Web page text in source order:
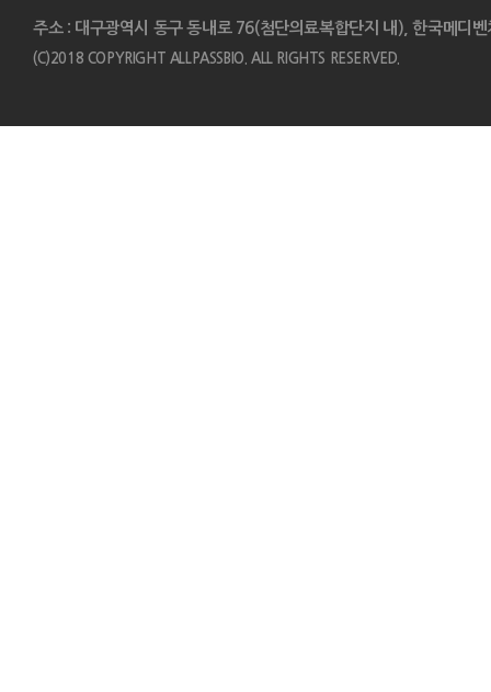
주소 : 대구광역시 동구 동내로 76(첨단의료복합단지 내), 한국메디
(C)2018 COPYRIGHT ALLPASSBIO. ALL RIGHTS RESERVED.